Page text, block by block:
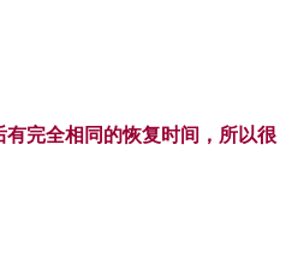
完全相同的恢复时间，所以很